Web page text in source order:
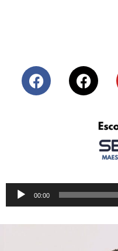
Reproductor
de
00:00